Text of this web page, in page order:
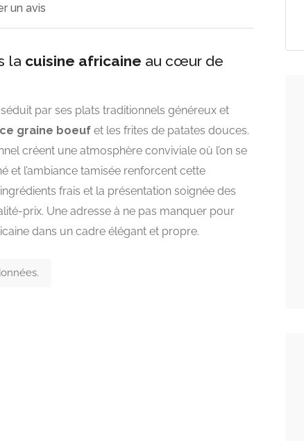
un avis
la cuisine africaine au cœur de
séduit par ses plats traditionnels généreux et
graine boeuf et les frites de patates douces.
créent une atmosphère conviviale où l’on se
et l’ambiance tamisée renforcent cette
frais et la présentation soignée des
prix. Une adresse à ne pas manquer pour
dans un cadre élégant et propre.